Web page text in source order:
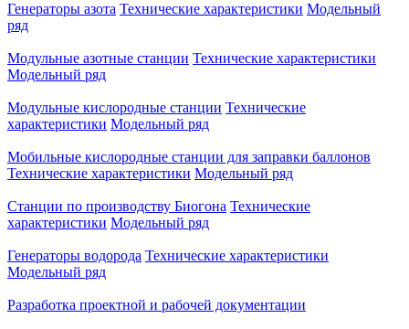
Генераторы азота Технические характеристики Модельный
ряд
Модульные азотные станции Технические характеристики
Модельный ряд
Модульные кислородные станции Технические
характеристики Модельный ряд
Мобильные кислородные станции для заправки баллонов
Технические характеристики Модельный ряд
Станции по производству Биогона Технические
характеристики Модельный ряд
Генераторы водорода Технические характеристики
Модельный ряд
Разработка проектной и рабочей документации